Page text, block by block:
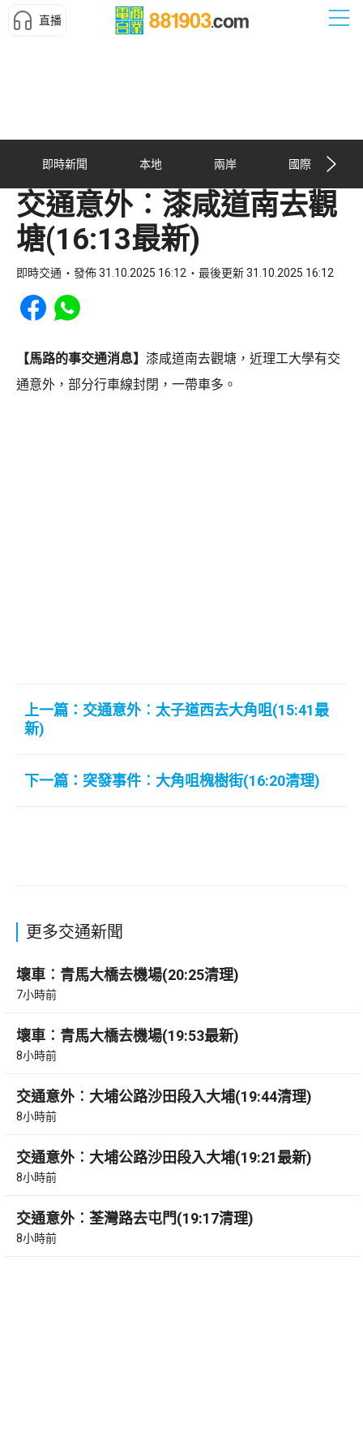
直播
即時新聞 本地 兩岸 國際
交通意外︰漆咸道南去觀
塘(16:13最新)
即時交通 發佈 31.10.2025 16:12 最後更新 31.10.2025 16:12
Share to Facebook
Share to WhatsApp
【馬路的事交通消息】 漆咸道南去觀塘，近理工大學有交
通意外，部分行車線封閉，一帶車多。
上一篇：交通意外︰太子道西去大角咀(15:41最
新)
下一篇：突發事件︰大角咀槐樹街(16:20清理)
更多交通新聞
壞車︰青馬大橋去機場(20:25清理)
7小時前
壞車︰青馬大橋去機場(19:53最新)
8小時前
交通意外︰大埔公路沙田段入大埔(19:44清理)
8小時前
交通意外︰大埔公路沙田段入大埔(19:21最新)
8小時前
交通意外︰荃灣路去屯門(19:17清理)
8小時前